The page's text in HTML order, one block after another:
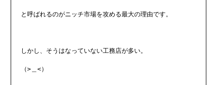
と呼ばれるのがニッチ市場を攻める最大の理由です。
しかし、そうはなっていない工務店が多い。
（>＿<）